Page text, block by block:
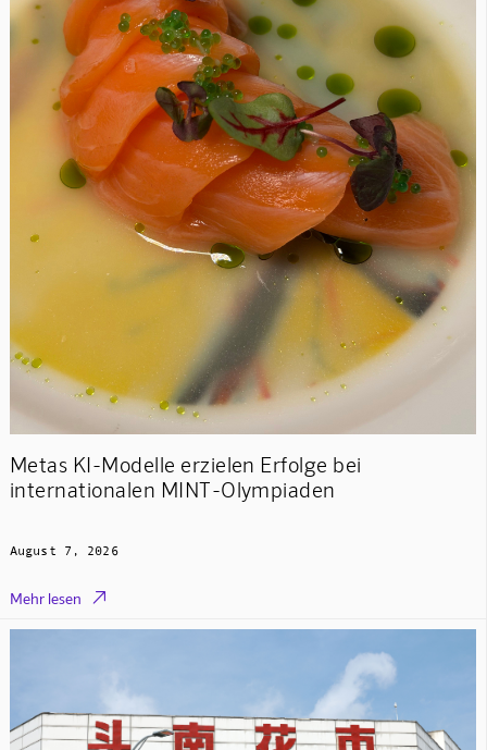
Metas KI-Modelle erzielen Erfolge bei
internationalen MINT-Olympiaden
August 7, 2026
Mehr lesen 